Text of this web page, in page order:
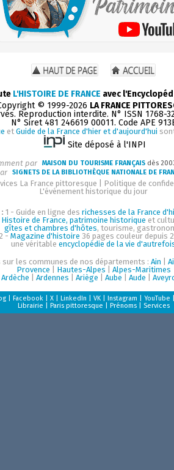
L'HISTOIRE DE FRANCE avec
© 1999-2026 LA FRANCE
Reproduction interdite. N° ISSN 1768-
N° Siret 481 246619 00011. Code APE
et Guide de la France d'hier et d'aujourd'hui
Site déposé à l'INPI
par MAISON DU TOURISME FRANÇAIS dès
SIGNETS DE LA BIBLIOTHÈQUE NATIONALE DE
La France pittoresque
Politique de
L'événement historique du jour
1 - Guide en ligne des richesses de la France
Histoire de France, patrimoine historique et
gîtes et chambres d'hôtes, tourisme,
- Magazine d'histoire 36 pages couleur depuis
une véritable encyclopédie de la vie
les communes de nos départements : Ain
Provence
Hautes-Alpes
Alpes-Maritimes
Ardèche
Ardennes Ariège Aube Aude
| Facebook| X| LinkedIn VK| Instagram YouTube
Librairie
Paris pittoresque Prénoms| Services